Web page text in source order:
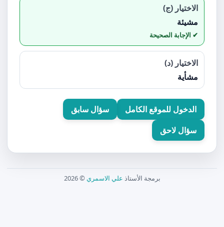
الاختيار (ج)
مشيئة
الاختيار (د)
مشأية
الدخول للموقع الكامل
سؤال سابق
سؤال لاحق
برمجة الأستاذ علي الاسمري © 2026